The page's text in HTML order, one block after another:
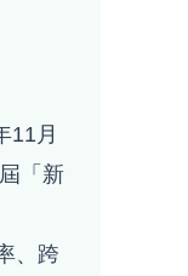
11月
「新
、跨